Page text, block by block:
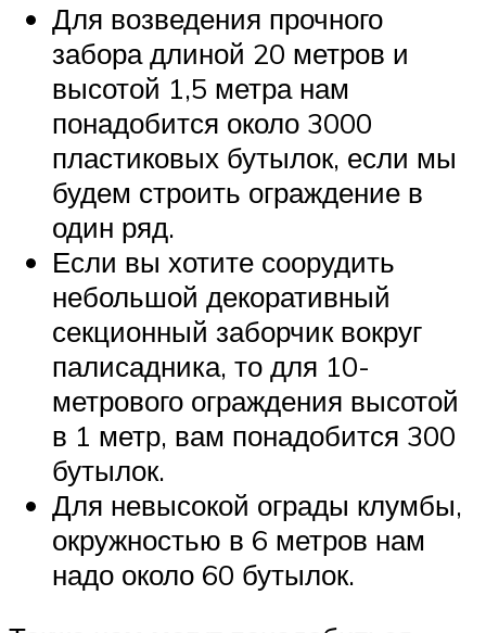
Для возведения прочного
забора длиной 20 метров и
высотой 1,5 метра нам
понадобится около 3000
пластиковых бутылок, если мы
будем строить ограждение в
один ряд.
Если вы хотите соорудить
небольшой декоративный
секционный заборчик вокруг
палисадника, то для 10-
метрового ограждения высотой
в 1 метр, вам понадобится 300
бутылок.
Для невысокой ограды клумбы,
окружностью в 6 метров нам
надо около 60 бутылок.